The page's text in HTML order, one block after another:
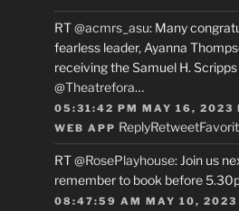
RT@acmrs_asu: Many
fearless leader, Ayanna
receiving the Samuel H.
@Theatrefora…
05:31:42 PM MAY 16, 2023
WEB APP ReplyRetweet
RT@RosePlayhouse: Join us
remember to book before
08:47:59 AM MAY 10, 2023